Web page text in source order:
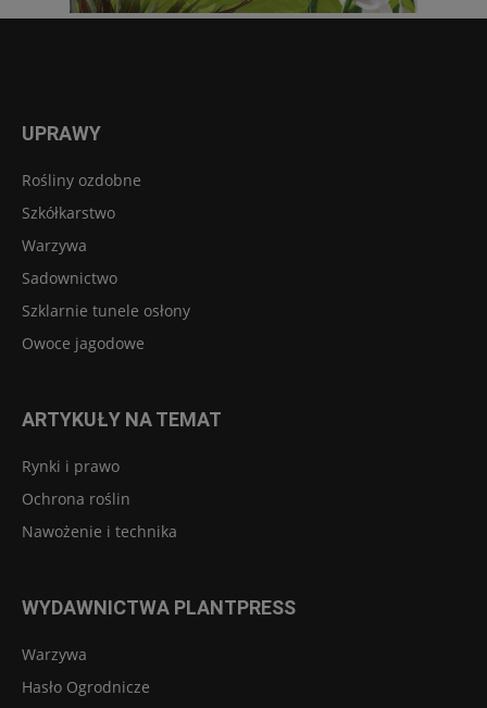
UPRAWY
Rośliny ozdobne
Szkółkarstwo
Warzywa
Sadownictwo
Szklarnie tunele osłony
Owoce jagodowe
ARTYKUŁY NA TEMAT
Rynki i prawo
Ochrona roślin
Nawożenie i technika
WYDAWNICTWA PLANTPRESS
Warzywa
Hasło Ogrodnicze